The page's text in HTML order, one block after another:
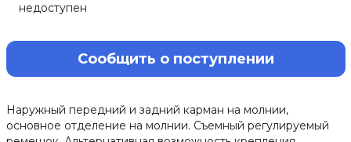
недоступен
Сообщить о поступлении
Наружный передний и задний карман на молнии,
основное отделение на молнии. Съемный регулируемый